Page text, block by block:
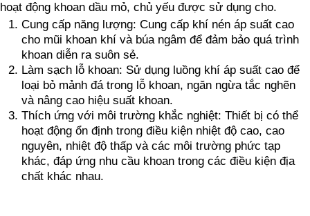
hoạt động khoan dầu mỏ, chủ yếu được sử dụng cho.
Cung cấp năng lượng: Cung cấp khí nén áp suất cao
cho mũi khoan khí và búa ngâm để đảm bảo quá trình
khoan diễn ra suôn sẻ.
Làm sạch lỗ khoan: Sử dụng luồng khí áp suất cao để
loại bỏ mảnh đá trong lỗ khoan, ngăn ngừa tắc nghẽn
và nâng cao hiệu suất khoan.
Thích ứng với môi trường khắc nghiệt: Thiết bị có thể
hoạt động ổn định trong điều kiện nhiệt độ cao, cao
nguyên, nhiệt độ thấp và các môi trường phức tạp
khác, đáp ứng nhu cầu khoan trong các điều kiện địa
chất khác nhau.